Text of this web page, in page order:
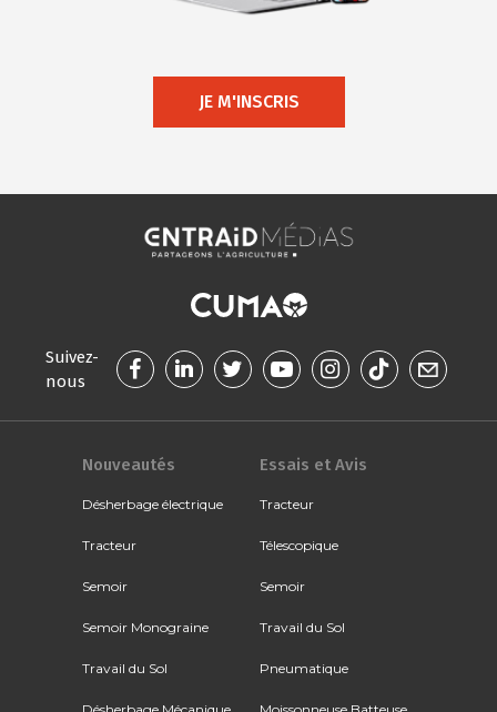
JE M'INSCRIS
Suivez-
nous
Nouveautés
Désherbage électrique
Tracteur
Semoir
Semoir Monograine
Travail du Sol
Essais et Avis
Tracteur
Télescopique
Semoir
Travail du Sol
Pneumatique